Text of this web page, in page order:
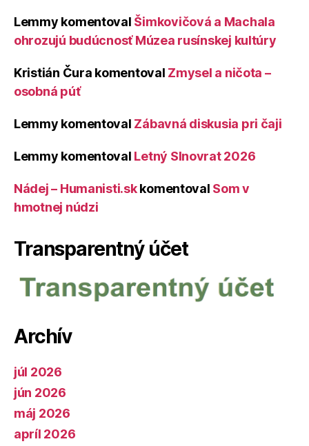
Lemmy komentoval Šimkovičová a Machala
ohrozujú budúcnosť Múzea rusínskej kultúry
Kristián Čura komentoval Zmysel a ničota –
osobná púť
Lemmy komentoval Zábavná diskusia pri čaji
Lemmy komentoval Letný Slnovrat 2026
Nádej – Humanisti.skkomentoval Som v
hmotnej núdzi
Transparentný účet
Archív
júl 2026
jún 2026
máj 2026
apríl 2026